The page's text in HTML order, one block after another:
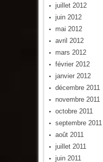
juillet 2012
juin 2012
mai 2012
avril 2012
mars 2012
février 2012
janvier 2012
décembre 2011
novembre 2011
octobre 2011
septembre 2011
août 2011
juillet 2011
juin 2011